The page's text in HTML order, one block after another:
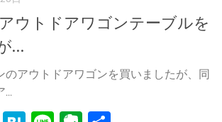
ウトドアワゴンテーブルを
…
のアウトドアワゴンを買いましたが、同